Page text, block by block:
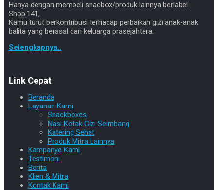
Hanya dengan membeli snacbox/produk lainnya berlabel
Shop.141,
Kamu turut berkontribusi terhadap perbaikan gizi anak-anak
balita yang berasal dari keluarga prasejahtera.
Selengkapnya..
Link Cepat
Beranda
Layanan Kami
Snackboxes
Nasi Kotak Gizi Seimbang
Katering Sehat
Produk Mitra Lainnya
Kampanye Kami
Testimoni
Berita
Klien & Mitra
Kontak Kami